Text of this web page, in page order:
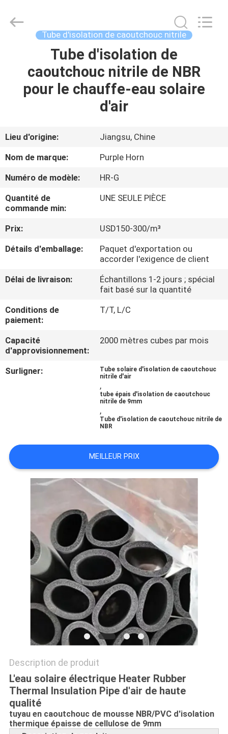
MAISON
PRODUITS
SUJET
DE
NOUS
VISITE
D'USINE
CONTRÔLE
QUALITÉ
CONTACTEZ-
NOUS
BLOGS
PLAN
PRIVACY
POLICY
Commerce
Tube d'isolation de caoutchouc nitrile
Tube d'isolation de
caoutchouc nitrile de NBR
pour le chauffe-eau solaire
d'air
Lieu d'origine:
Jiangsu, Chine
Nom de marque:
Purple Horn
Numéro de modèle:
HR-G
Quantité de
commande min:
UNE SEULE PIÈCE
Prix:
USD150-300/m³
Détails d'emballage:
Paquet d'exportation ou
accorder l'exigence de client
Délai de livraison:
Échantillons 1-2 jours ; spécial
fait basé sur la quantité
Conditions de
paiement:
T/T, L/C
Capacité
d'approvisionnement:
2000 mètres cubes par mois
Surligner:
Tube solaire d'isolation de caoutchouc
nitrile d'air
,
tube épais d'isolation de caoutchouc
nitrile de 9mm
,
Tube d'isolation de caoutchouc nitrile de
NBR
MEILLEUR PRIX
Description de produit
L'eau solaire électrique Heater Rubber
Thermal Insulation Pipe d'air de haute
qualité
tuyau en caoutchouc de mousse NBR/PVC d'isolation
thermique épaisse de cellulose de 9mm